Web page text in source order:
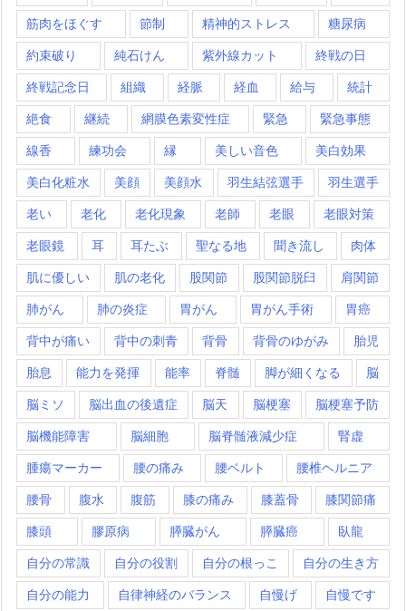
筋肉をほぐす 節制 精神的ストレス 糖尿病
約束破り 純石けん 紫外線カット 終戦の日
終戦記念日 組織 経脈 経血 給与 統計
絶食 継続 網膜色素変性症 緊急 緊急事態
線香 練功会 縁 美しい音色 美白効果
美白化粧水 美顔 美顔水 羽生結弦選手 羽生選手
老い 老化 老化現象 老師 老眼 老眼対策
老眼鏡 耳 耳たぶ 聖なる地 聞き流し 肉体
肌に優しい 肌の老化 股関節 股関節脱臼 肩関節
肺がん 肺の炎症 胃がん 胃がん手術 胃癌
背中が痛い 背中の刺青 背骨 背骨のゆがみ 胎児
胎息 能力を発揮 能率 脊髄 脚が細くなる 脳
脳ミソ 脳出血の後遺症 脳天 脳梗塞 脳梗塞予防
脳機能障害 脳細胞 脳脊髄液減少症 腎虚
腫瘍マーカー 腰の痛み 腰ベルト 腰椎ヘルニア
腰骨 腹水 腹筋 膝の痛み 膝蓋骨 膝関節痛
膝頭 膠原病 膵臓がん 膵臓癌 臥龍
自分の常識 自分の役割 自分の根っこ 自分の生き方
自分の能力 自律神経のバランス 自慢げ 自慢です